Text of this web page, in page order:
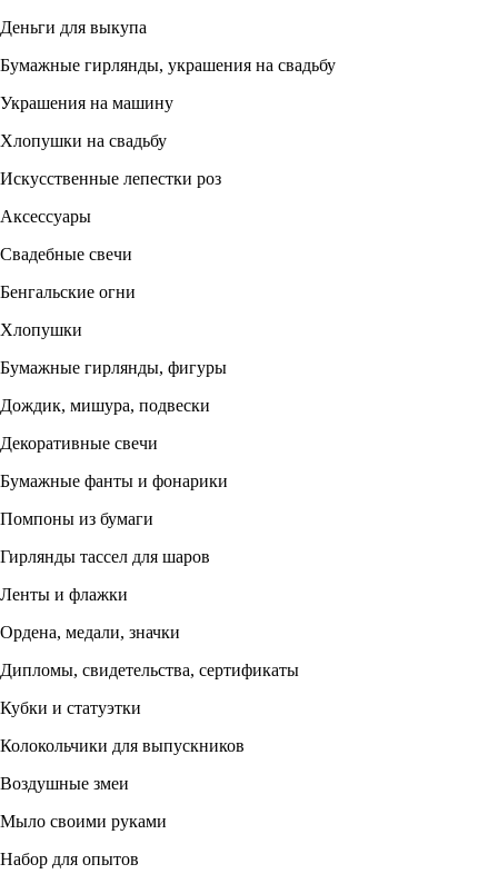
Деньги для выкупа
Бумажные гирлянды, украшения на свадьбу
Украшения на машину
Хлопушки на свадьбу
Искусственные лепестки роз
Аксессуары
Свадебные свечи
Бенгальские огни
Хлопушки
Бумажные гирлянды, фигуры
Дождик, мишура, подвески
Декоративные свечи
Бумажные фанты и фонарики
Помпоны из бумаги
Гирлянды тассел для шаров
Ленты и флажки
Ордена, медали, значки
Дипломы, свидетельства, сертификаты
Кубки и статуэтки
Колокольчики для выпускников
Воздушные змеи
Мыло своими руками
Набор для опытов